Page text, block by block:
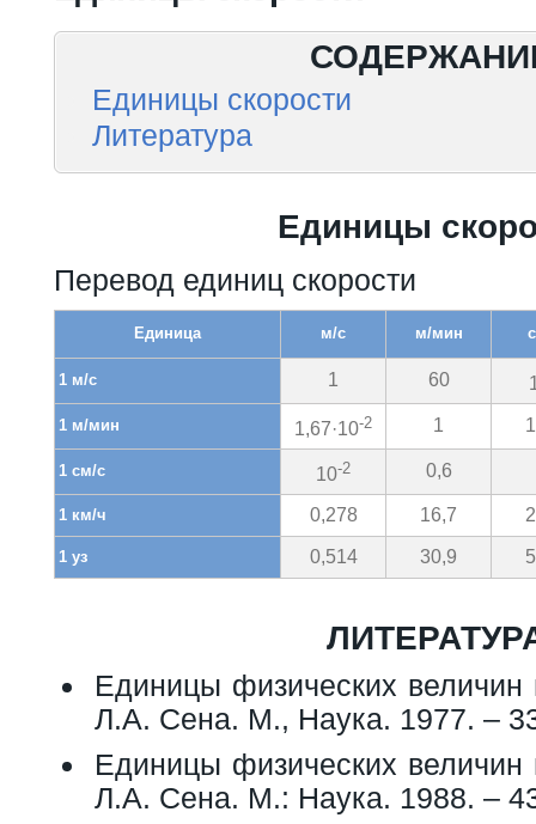
Единицы скорости
Литература
Единицы
Перевод единиц скорости
Единица м/с м/мин
1 м/с 1 60
1 м/мин 1,67·10-2 1
1 см/с 10-2 0,6
1 км/ч 0,278 16,7
1 уз 0,514 30,9
Единицы физических величин
Л.А. Сена. М., Наука. 1977. –
Единицы физических величин
Л.А. Сена. М.: Наука. 1988. –